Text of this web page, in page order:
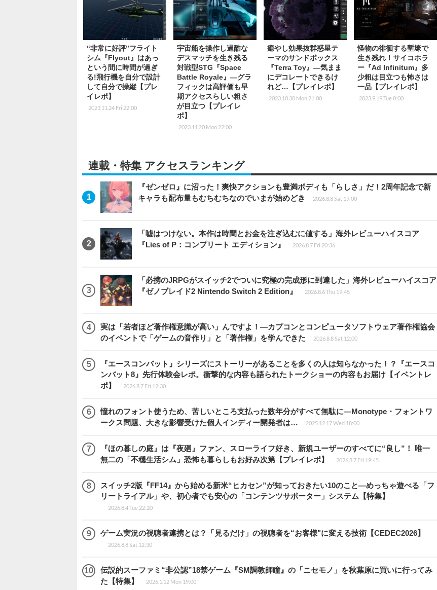
“非常に好評”フライト
シム『Flyout』はあっ
という間に時間が過ぎ
る!飛行機を自分で設計
して自分で操縦【プレ
イレポ】
2023.11.24 Fri 22:00
宇宙船を操作し過酷な
デスマッチを生き残る
対戦型STG『Space
Battle Royale』―グラ
フィックは高評価も早
期アクセスらしい粗さ
が目立つ【プレイレ
ポ】
2023.11.20 Mon 22:00
癒やし効果抜群惑星テ
ーマのサンドボックス
『Terra Toy』―気まま
にデコレートできるけ
れど…【プレイレポ】
2023.10.30 Mon 21:00
怪物の徘徊する塹壕で
生き残れ！サイコホラ
ー『Ad Infinitum』多
少粗は目立つも怖さは
一品【プレイレポ】
2023.9.19 Tue 8:00
連載・特集 アクセスランキング
『ゼンゼロ』に沼った！爽快アクションも豊満ボディも「らしさ」だ！2周年記念で新
キャラも配布量もむちむちなのでいまが始めどき
2026.8.8 Sat 19:00
「嘘はつけない。本作は時間とお金を注ぎ込むに値する」海外レビューハイスコア
『Lies of P：コンプリート エディション』
2026.8.7 Fri 20:36
「必携のJRPGがスイッチ2でついに究極の完成形に到達した」海外レビューハイスコア
『ゼノブレイド2 Nintendo Switch 2 Edition』
2026.8.6 Thu 19:45
実は「若者ほど著作権意識が高い」んですよ！―カプコンとコンピュータソフトウェア著作権協会
のイベントで「ゲームの音作り」と「著作権」を学んできた
2026.8.8 Sat 12:00
『エースコンバット』シリーズにストーリーがあることを多くの人は知らなかった！？『エースコ
ンバット8』先行体験会レポ。衝撃的な内容も語られたトークショーの内容もお届け【イベントレ
ポ】
2026.8.7 Fri 12:30
憧れのフォント使うため、苦しいところ支払った数年分がすべて無駄に―Monotype・フォントワ
ークス問題、大きな影響受けた個人インディー開発者は…
2025.12.17 Wed 18:00
『ほの暮しの庭』は『夜廻』ファン、スローライフ好き、新規ユーザーのすべてに“良し”！ 唯一
無二の「不穏生活シム」恐怖も暮らしもお好み次第【プレイレポ】
2026.8.7 Fri 19:45
スイッチ2版『FF14』から始める新米“ヒカセン”が知っておきたい10のこと―めっちゃ遊べる「フ
リートライアル」や、初心者でも安心の「コンテンツサポーター」システム【特集】
2026.8.4 Tue 22:20
ゲーム実況の視聴者連携とは？「見るだけ」の視聴者を“お客様"に変える技術【CEDEC2026】
2026.8.8 Sat 12:30
伝説的スーファミ“非公認”18禁ゲーム『SM調教師瞳』の「ニセモノ」を秋葉原に買いに行ってみ
た【特集】
2026.1.12 Mon 19:00